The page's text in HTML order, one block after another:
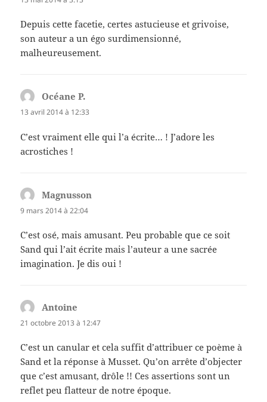
Depuis cette facetie, certes astucieuse et grivoise,
son auteur a un égo surdimensionné,
malheureusement.
Océane P.
13 avril 2014 à 12:33
C’est vraiment elle qui l’a écrite… ! J’adore les
acrostiches !
Magnusson
9 mars 2014 à 22:04
C’est osé, mais amusant. Peu probable que ce soit
Sand qui l’ait écrite mais l’auteur a une sacrée
imagination. Je dis oui !
Antoine
21 octobre 2013 à 12:47
C’est un canular et cela suffit d’attribuer ce poème à
Sand et la réponse à Musset. Qu’on arrête d’objecter
que c’est amusant, drôle !! Ces assertions sont un
reflet peu flatteur de notre époque.